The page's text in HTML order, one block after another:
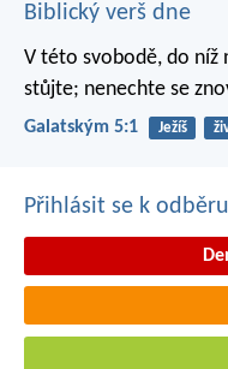
Biblický verš dne
V této svobodě, do níž
stůjte; nenechte se
Galatským 5:1 Ježíš
Přihlásit se k